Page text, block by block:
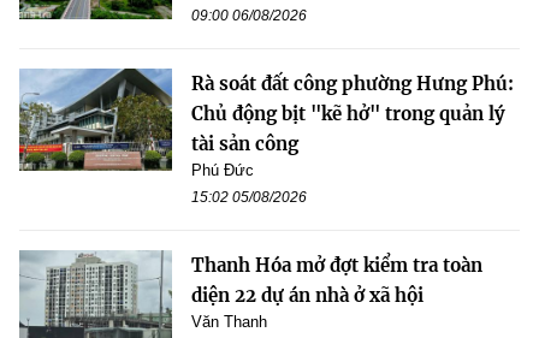
09:00 06/08/2026
Rà soát đất công phường Hưng Phú:
Chủ động bịt "kẽ hở" trong quản lý
tài sản công
Phú Đức
15:02 05/08/2026
Thanh Hóa mở đợt kiểm tra toàn
diện 22 dự án nhà ở xã hội
Văn Thanh